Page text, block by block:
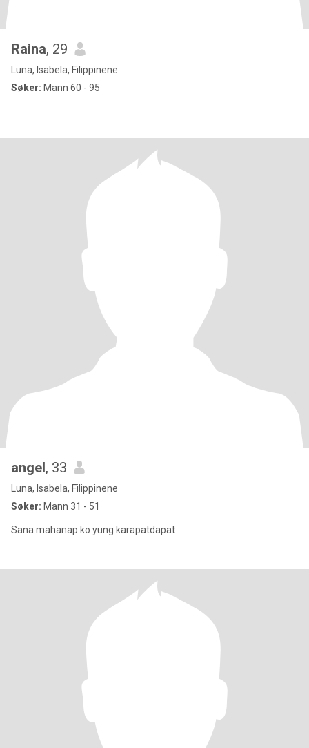
Raina, 29
Luna, Isabela, Filippinene
Søker: Mann 60 - 95
angel, 33
Luna, Isabela, Filippinene
Søker: Mann 31 - 51
Sana mahanap ko yung karapatdapat